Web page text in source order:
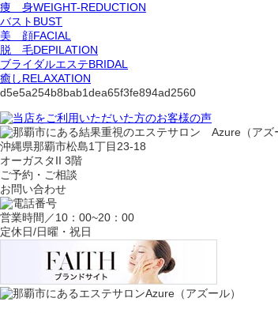
痩 身WEIGHT-REDUCTION
バスト BUST
美 顔FACIAL
脱 毛DEPILATION
ブライダルエステBRIDAL
癒しRELAXATION
d5e5a254b8bab1dea65f3fe894ad2560
沖縄県那覇市松島1丁目23-18
オーガスタII 3階
ご予約・ご相談
お問い合わせ
営業時間／10：00~20：00
定休日/日曜・祝日